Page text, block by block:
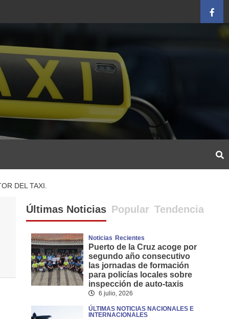
DEL TAXI.
Últimas Noticias Popular Tendencia
Noticias Recientes
Puerto de la Cruz acoge por
segundo año consecutivo
las jornadas de formación
para policías locales sobre
inspección de auto-taxis
6 julio, 2026
ÚLTIMAS NOTICIAS NACIONALES E
INTERNACIONALES